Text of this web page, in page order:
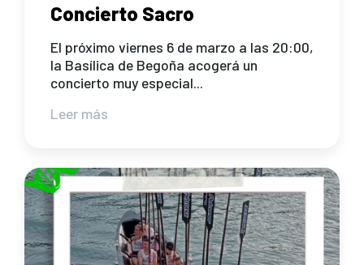
Concierto Sacro
El próximo viernes 6 de marzo a las 20:00,
la Basílica de Begoña acogerá un
concierto muy especial...
Leer más